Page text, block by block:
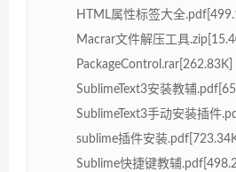
HTML属性标签大全
Macrar文件解压工具
PackageControl.rar[262.83K]
SublimeText3安装教辅
SublimeText3手动安装插件
sublime插件安装
Sublime快捷键教辅